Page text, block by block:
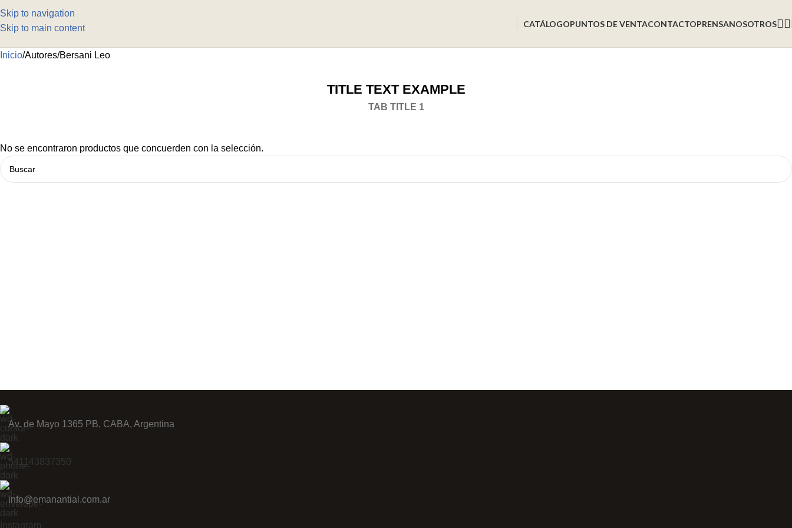
Skip to navigation
Skip to main content
CATÁLOGOPUNTOS DE VENTACONTACTOPRENSANOSOTROS
Inicio Autores Bersani Leo
TITLE TEXT EXAMPLE
TAB TITLE 1
No se encontraron productos que concuerden con la selección.
Av. de Mayo 1365 PB, CABA, Argentina
541143837350
info@emanantial.com.ar
Instagram